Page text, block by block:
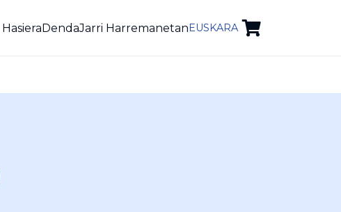
HasieraDendaJarri HarremanetanEUSKARA